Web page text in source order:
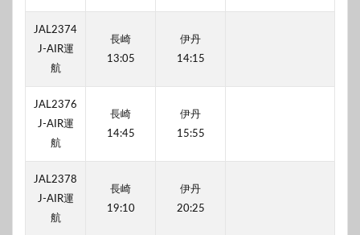
JAL2374
J-AIR運
航
長崎
13:05
伊丹
14:15
JAL2376
J-AIR運
航
長崎
14:45
伊丹
15:55
JAL2378
J-AIR運
航
長崎
19:10
伊丹
20:25